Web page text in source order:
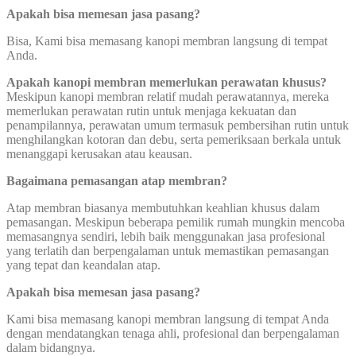
Apakah bisa memesan jasa pasang?
Bisa, Kami bisa memasang kanopi membran langsung di tempat
Anda.
Apakah kanopi membran memerlukan perawatan khusus?
Meskipun kanopi membran relatif mudah perawatannya, mereka
memerlukan perawatan rutin untuk menjaga kekuatan dan
penampilannya, perawatan umum termasuk pembersihan rutin untuk
menghilangkan kotoran dan debu, serta pemeriksaan berkala untuk
menanggapi kerusakan atau keausan.
Bagaimana pemasangan atap membran?
Atap membran biasanya membutuhkan keahlian khusus dalam
pemasangan. Meskipun beberapa pemilik rumah mungkin mencoba
memasangnya sendiri, lebih baik menggunakan jasa profesional
yang terlatih dan berpengalaman untuk memastikan pemasangan
yang tepat dan keandalan atap.
Apakah bisa memesan jasa pasang?
Kami bisa memasang kanopi membran langsung di tempat Anda
dengan mendatangkan tenaga ahli, profesional dan berpengalaman
dalam bidangnya.